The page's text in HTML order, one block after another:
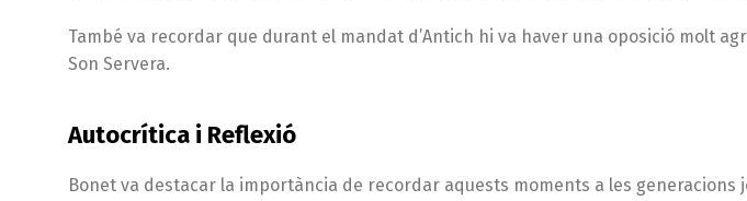
També va recordar que durant el mandat d’Antich hi va haver una oposició molt
Son Servera.
Autocrítica i Reflexió
Bonet va destacar la importància de recordar aquests moments a les